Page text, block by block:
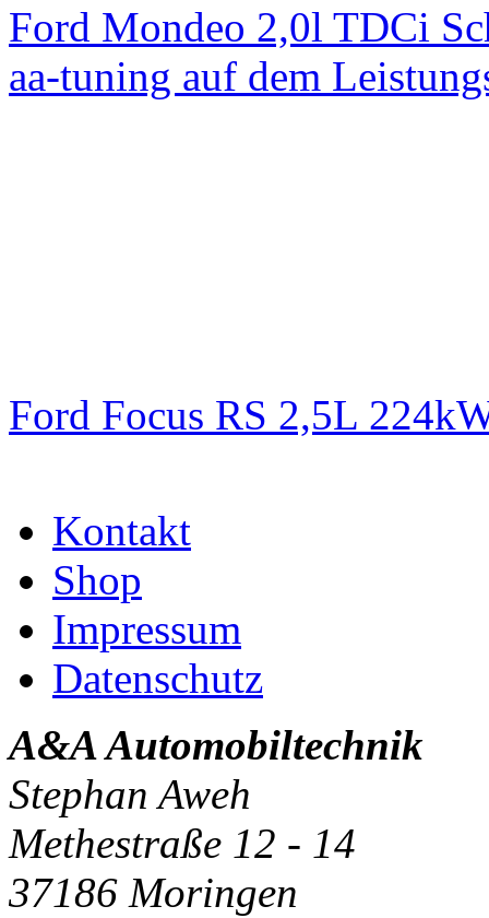
Ford Mondeo 2,0l TDCi
aa-tuning auf dem
Ford Focus RS 2,5L
Kontakt
Shop
Impressum
Datenschutz
A&A Automobiltechnik
Stephan Aweh
Methestraße 12 - 14
37186 Moringen